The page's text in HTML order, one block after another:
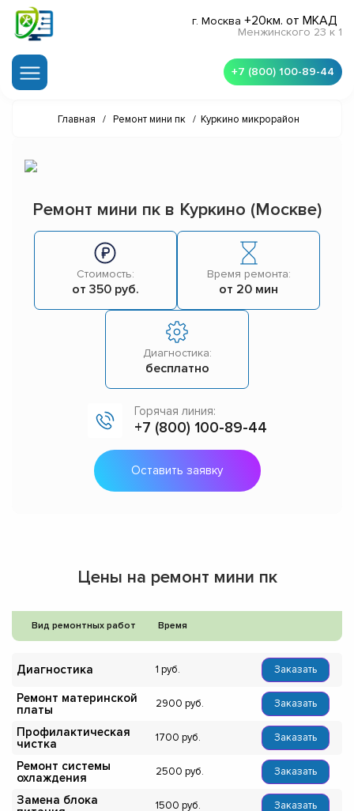
г. Москва +20км. от МКАД
Менжинского 23 к 1
+7 (800) 100-89-44
Главная / Ремонт мини пк / Куркино микрорайон
Ремонт мини пк в Куркино (Москве)
Стоимость:
от 350 руб.
Время ремонта:
от 20 мин
Диагностика:
бесплатно
Горячая линия:
+7 (800) 100-89-44
Оставить заявку
Цены на ремонт мини пк
Вид ремонтных работ Время
Диагностика 1 Заказать
Ремонт материнской
платы
2900 Заказать
Профилактическая
чистка
1700 Заказать
Ремонт системы
охлаждения
2500 Заказать
Замена блока
1500 Заказать